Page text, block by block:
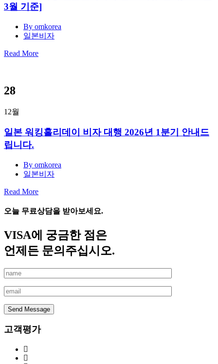
3월 기준]
By omkorea
일본비자
Read More
28
12월
일본 워킹홀리데이 비자 대행 2026년 1분기 안내드
립니다.
By omkorea
일본비자
Read More
오늘 무료상담을 받아보세요.
VISA에 궁금한 점은
언제든 문의주십시오.
Send Message
고객평가